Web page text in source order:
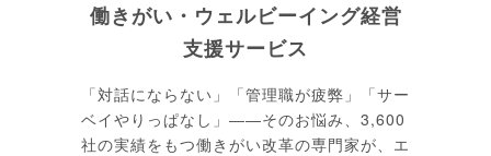
働きがい・ウェルビーイング経営
支援サービス
「対話にならない」「管理職が疲弊」「サー
ベイやりっぱなし」――そのお悩み、3,600
社の実績をもつ働きがい改革の専門家が、エ